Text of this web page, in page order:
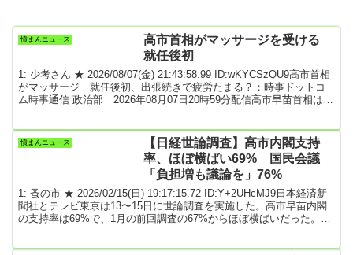
憤まんニュース
高市首相がマッサージを受ける
就任後初
1: 少考さん ★ 2026/08/07(金) 21:43:58.99 ID:wKYCSzQU9高市首相
がマッサージ 就任後初、出張続きで疲労たまる？：時事ドットコ
ム時事通信 政治部 2026年08月07日20時59分配信高市早苗首相は７
る。首相は３日に熊本地震の被災地を視察し、６日に広島の平和記
念式典に参列。９日には長崎の平和祈念式典に参列する予定だ。こ
憤まんニュース
【日経世論調査】高市内閣支持
率、ほぼ横ばい69% 国民会議
「負担増も議論を」76%
1: 蚤の市 ★ 2026/02/15(日) 19:17:15.72 ID:Y+2UHcMJ9日本経済新
聞社とテレビ東京は13〜15日に世論調査を実施した。高市早苗内閣
の支持率は69%で、1月の前回調査の67%からほぼ横ばいだった。